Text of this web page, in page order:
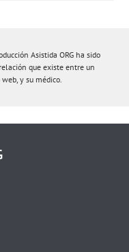
Asistida ORG ha sido
que existe entre un
y su médico.